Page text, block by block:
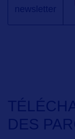
newsletter
DES